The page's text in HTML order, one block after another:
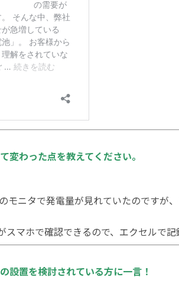
変わった点を教えてください。
モニタで発電量が見れていたのですが
スマホで確認できるので、エクセルで
設置を検討されている方に一言！